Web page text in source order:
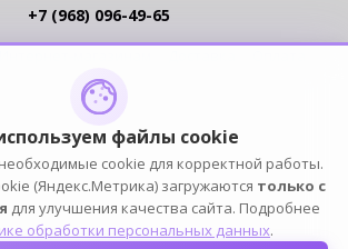
+7 (968) 096-49-65
Политика обработки ПДн
Публичная оферта
ПОДПИСЫВАЙСЯ
файлы cookie
cookie для корректной работы.
(Яндекс.Метрика) загружаются только с
для улучшения качества сайта. Подробнее
обработки персональных данных.